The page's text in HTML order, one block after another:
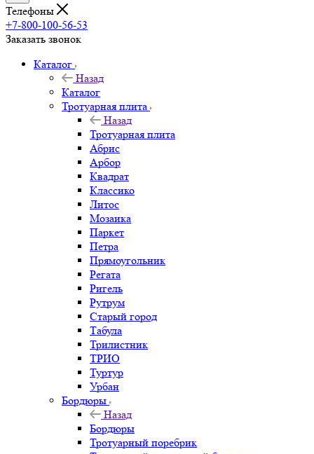
Телефоны
+7-800-100-56-53
Заказать звонок
Каталог
Назад
Каталог
Тротуарная плита
Назад
Тротуарная плита
Абрис
Арбор
Квадрат
Классико
Литос
Мозаика
Паркет
Петра
Прямоугольник
Регата
Ригель
Рутрум
Старый город
Табула
Трилистник
ТРИО
Туртур
Урбан
Бордюры
Назад
Бордюры
Тротуарный поребрик